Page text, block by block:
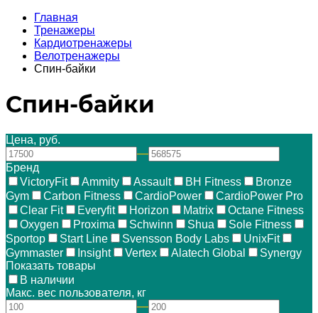
Главная
Тренажеры
Кардиотренажеры
Велотренажеры
Спин-байки
Спин-байки
Цена, руб.
—
Бренд
VictoryFit
Ammity Assault BH Fitness
Bronze
Gym
Carbon Fitness CardioPower
CardioPower Pro
Clear Fit
Everyfit Horizon Matrix
Octane Fitness
Oxygen
Proxima Schwinn Shua
Sole Fitness
Sportop
Start Line Svensson Body Labs
UnixFit
Gymmaster
Insight Vertex Alatech Global
Synergy
Показать товары
В наличии
Макс. вес пользователя, кг
—